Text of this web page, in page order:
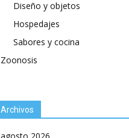
Diseño y objetos
Hospedajes
Sabores y cocina
Zoonosis
Archivos